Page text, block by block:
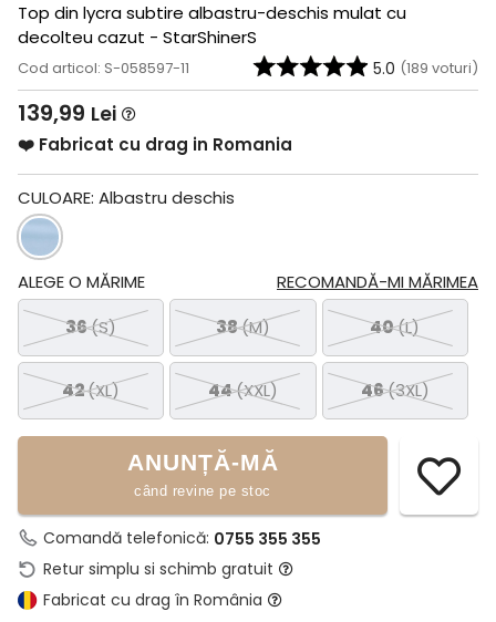
Top din lycra subtire albastru-deschis mulat cu
decolteu cazut - StarShinerS
Cod articol: S-058597-11 5.0 (189 voturi)
139,99 Lei
❤️ Fabricat cu drag in Romania
CULOARE: Albastru deschis
RECOMANDĂ-MI MĂRIMEA
ALEGE O MĂRIME
36(S) 38(M) 40(L)
42(XL) 44(XXL) 46(3XL)
ANUNȚĂ-MĂ
când revine pe stoc
Comandă telefonică: 0755 355 355
Retur simplu si schimb gratuit
Fabricat cu drag în România